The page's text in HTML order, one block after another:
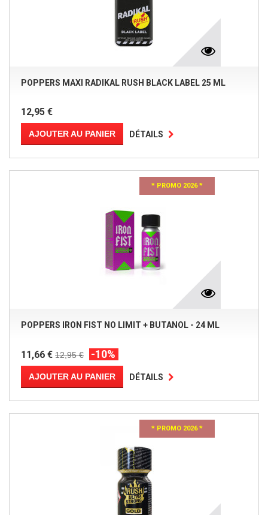
POPPERS MAXI RADIKAL RUSH BLACK LABEL 25 ML
12,95 €
AJOUTER AU PANIER DÉTAILS
* PROMO 2026 *
POPPERS IRON FIST NO LIMIT + BUTANOL - 24 ML
11,66 € 12,95 € -10%
AJOUTER AU PANIER DÉTAILS
* PROMO 2026 *